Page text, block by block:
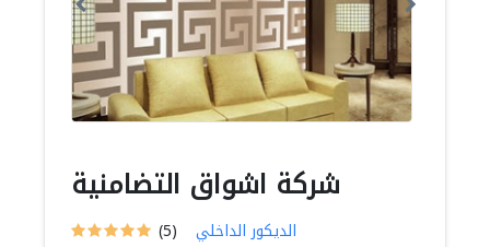
شركة اشواق التضامنية
(5) الديكور الداخلي